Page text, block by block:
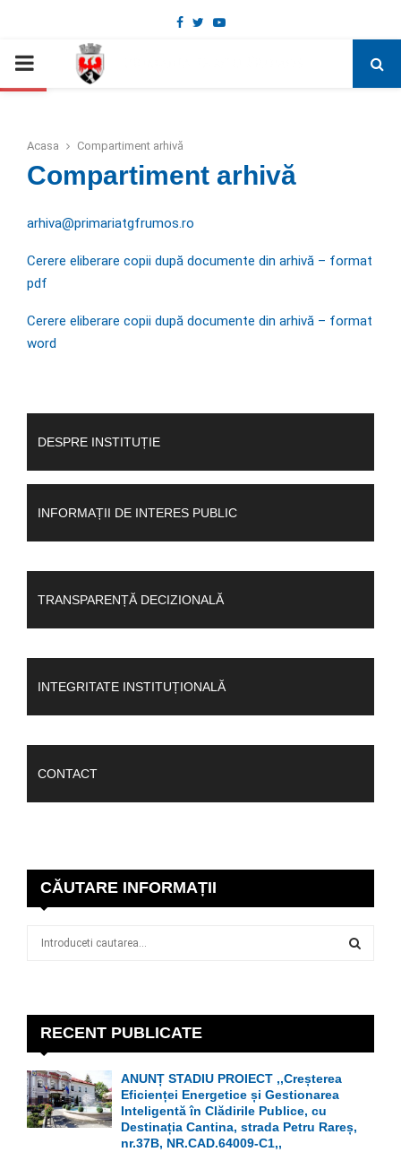
Deschide bara de unelte
Facebook
TwitterYoutube
PRIMARY
Acasa Compartiment arhivă
Compartiment arhivă
arhiva@primariatgfrumos.ro
Cerere eliberare copii după documente din arhivă – format
pdf
Cerere eliberare copii după documente din arhivă – format
word
DESPRE INSTITUȚIE
INFORMAȚII DE INTERES PUBLIC
TRANSPARENȚĂ DECIZIONALĂ
INTEGRITATE INSTITUȚIONALĂ
CONTACT
CĂUTARE INFORMAȚII
r
:
E
A
C
RECENT PUBLICATE
ANUNȚ STADIU PROIECT ,,Creșterea
Eficienței Energetice și Gestionarea
Inteligentă în Clădirile Publice, cu
Destinația Cantina, strada Petru Rareș,
nr.37B, NR.CAD.64009-C1,,